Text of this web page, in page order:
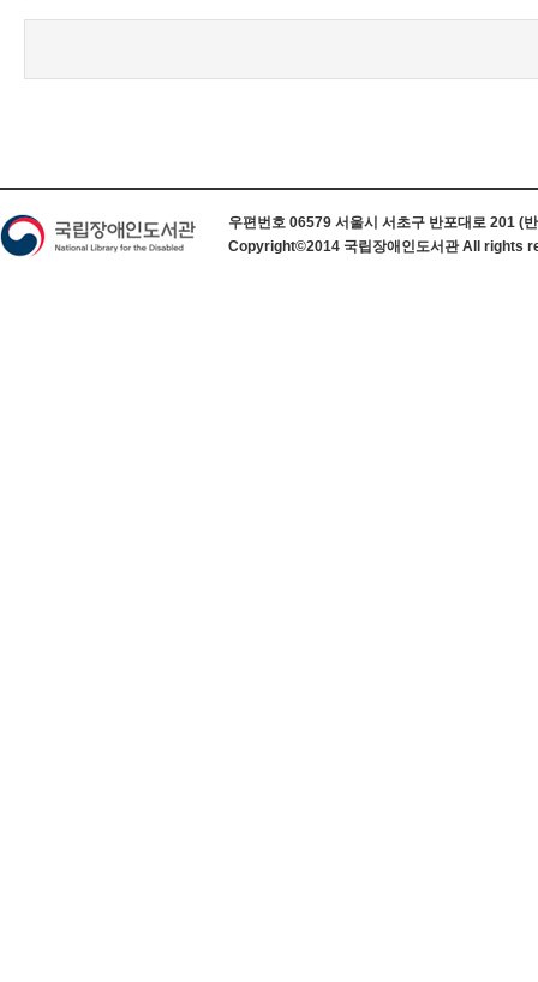
우편번호 06579 서울시 서초구 반포대로 201 (
Copyright©2014 국립장애인도서관 All rights